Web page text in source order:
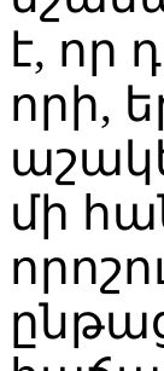
է, որ
որի,
մի